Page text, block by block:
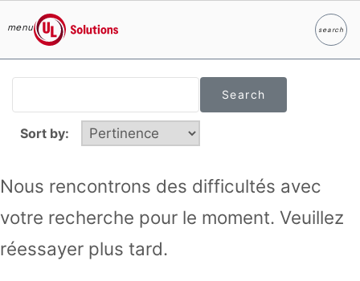
menu
UL Solutions
searchSearch
Sort by:
Nous rencontrons des difficultés avec
votre recherche pour le moment. Veuillez
réessayer plus tard.